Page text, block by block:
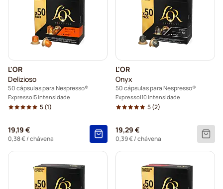
L'OR
Delizioso
50 cápsulas para Nespresso®
Expresso 5 Intensidade
5(1)
19,19 €
0,38 €/ chávena
L'OR
Onyx
50 cápsulas para Nespresso®
Expresso 10 Intensidade
5(2)
19,29 €
0,39 €/ chávena